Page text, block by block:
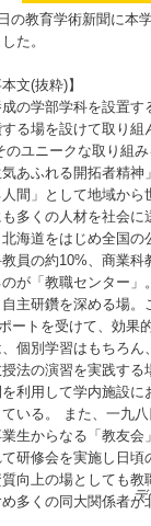
デ
の教育学術新聞に本
た。
文(抜粋)】
の学部学科を設置す
る場を設けて取り
のユニークな取り組
あふれる開拓者精
間」として地域か
多くの人材を社会に
海道をはじめ全国の
員の約10%、商業科
が「教職センター
主研鑽を深める場
ートを受けて、効果
個別学習はもちろん
法の演習を実践す
利用して学内施設
いる。 また、一九
生からなる「教友会
研修会を実施し日頃
向上の場としても
多くの同大関係者が